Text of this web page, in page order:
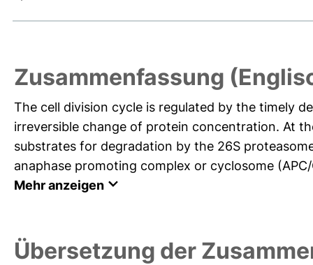
Zusammenfassung
The cell division cycle is regulated by the timely
irreversible change of protein concentration. At
substrates for degradation by the 26S
anaphase promoting complex or cyclosome
Mehr anzeigen
Übersetzung der